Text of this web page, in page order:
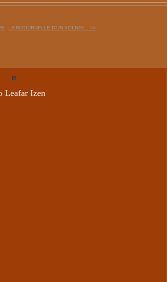
LA RITOURNELLE D’UN VOLNAY... >>
Leafar Izen